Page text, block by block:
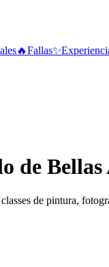
🔥Fallas✨
de Bellas
de pintura,